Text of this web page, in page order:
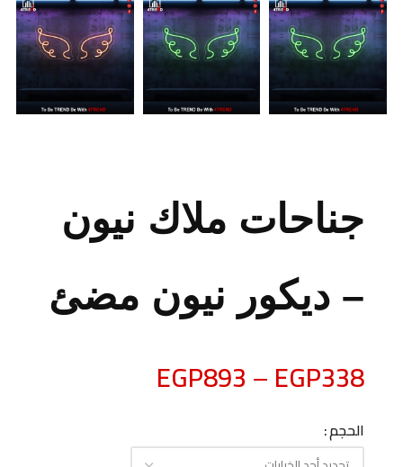
جناحات ملاك نيون
– ديكور نيون مضئ
EGP338
–
EGP893
الحجم